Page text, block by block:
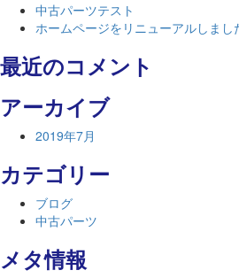
中古パーツテスト
ホームページをリニューアルしまし
最近のコメント
アーカイブ
2019年7月
カテゴリー
ブログ
中古パーツ
メタ情報